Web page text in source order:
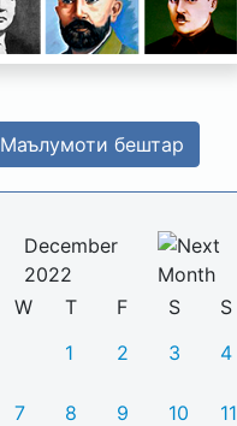
Маълумоти бештар
December
2022
W T F S
S
1
2 3 4
7 8 9 10 11